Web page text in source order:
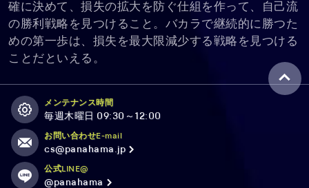
確に決めて、損失の拡大を防ぐ仕組を作って、自己流
の勝利戦略を見つけること。バカラで継続的に勝つた
めの第一歩は、損失を最大限減少する戦略を見つける
ことだといえる。
メンテナンス時間
毎週木曜日 09:30～12:00
お問い合わせE-mail
cs@panahama.jp
公式LINE@
@panahama